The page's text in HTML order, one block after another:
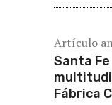
Artículo
Santa
Fábrica